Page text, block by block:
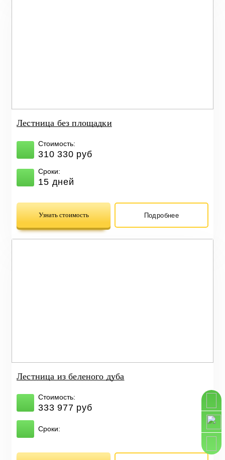
Лестница без площадки
Стоимость:
310 330 руб
Сроки:
15 дней
Узнать стоимость Подробнее
Лестница из беленого дуба
Стоимость:
333 977 руб
Сроки: